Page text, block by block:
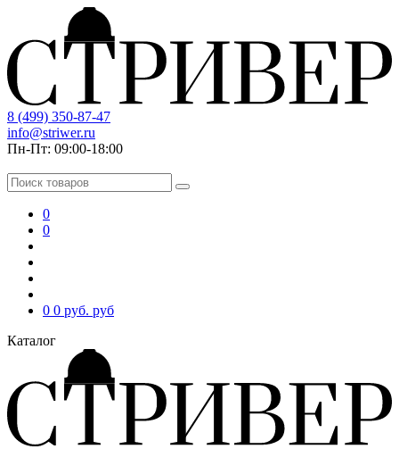
8 (499) 350-87-47
info@striwer.ru
Пн-Пт: 09:00-18:00
0
0
0 0 руб. руб
Каталог